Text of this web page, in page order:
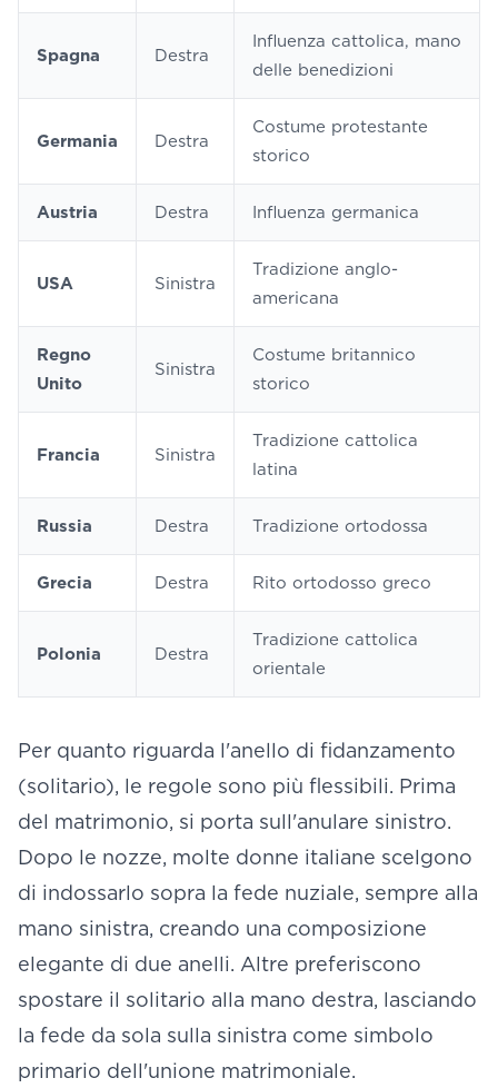
Spagna Destra
Influenza cattolica, mano
delle benedizioni
Germania Destra
Costume protestante
storico
Austria Destra Influenza germanica
USA Sinistra
Tradizione anglo-
americana
Regno
Unito
Sinistra
Costume britannico
storico
Francia Sinistra
Tradizione cattolica
latina
Russia Destra Tradizione ortodossa
Grecia Destra Rito ortodosso greco
Polonia Destra
Tradizione cattolica
orientale
Per quanto riguarda l'anello di fidanzamento
(solitario), le regole sono più flessibili. Prima
del matrimonio, si porta sull'anulare sinistro.
Dopo le nozze, molte donne italiane scelgono
di indossarlo sopra la fede nuziale, sempre alla
mano sinistra, creando una composizione
elegante di due anelli. Altre preferiscono
spostare il solitario alla mano destra, lasciando
la fede da sola sulla sinistra come simbolo
primario dell'unione matrimoniale.